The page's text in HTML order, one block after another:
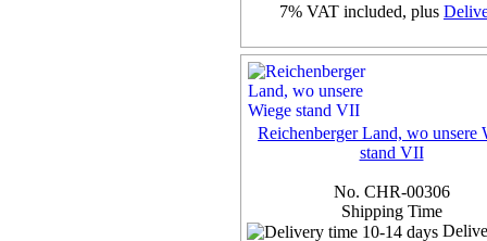
7% VAT included, plus
more...
Reichenberger Land, wo unsere
stand VII
No. CHR-00306
Shipping Time